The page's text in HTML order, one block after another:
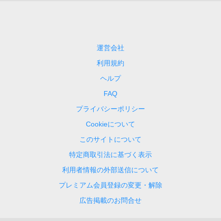
運営会社
利用規約
ヘルプ
FAQ
プライバシーポリシー
Cookieについて
このサイトについて
特定商取引法に基づく表示
利用者情報の外部送信について
プレミアム会員登録の変更・解除
広告掲載のお問合せ